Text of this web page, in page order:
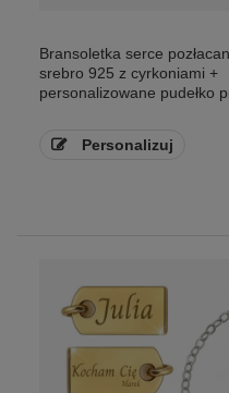
Bransoletka serce
srebro 925 z cyrkoniami +
personalizowane pudełko
Personalizuj